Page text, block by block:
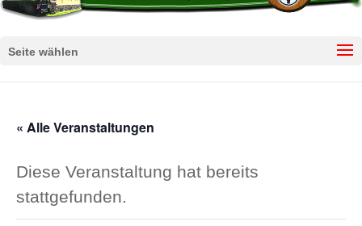
Seite wählen
« Alle Veranstaltungen
Diese Veranstaltung hat bereits
stattgefunden.